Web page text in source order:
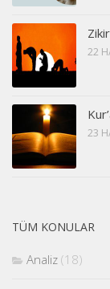
22
23
TÜM KONULAR
Analiz (18)